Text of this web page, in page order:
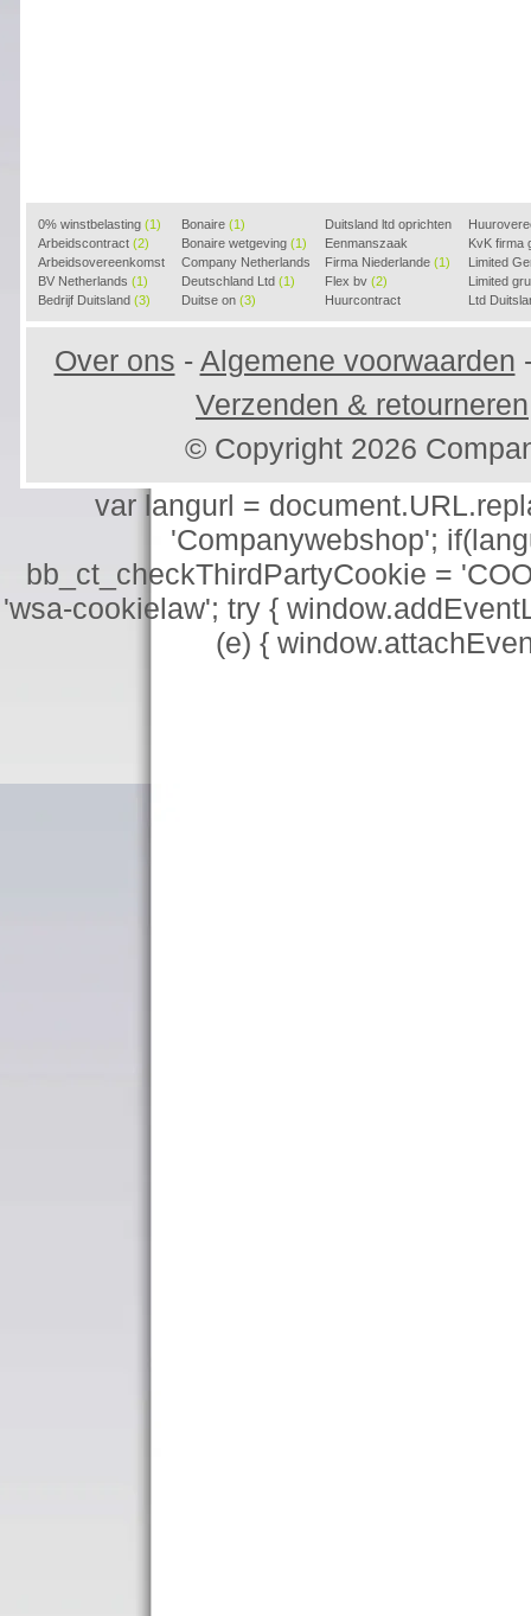
0% winstbelasting (1)
Arbeidscontract (2)
Arbeidsovereenkomst
(2)
BV Netherlands (1)
Bedrijf Duitsland (3)
Bonaire (1)
Bonaire wetgeving (1)
Company Netherlands
(1)
Deutschland Ltd (1)
Duitse on (3)
Duitsland ltd oprichten
(2)
Eenmanszaak
beginnen(1)
Firma Niederlande (1)
Flex bv (2)
Huurcontract
voorbeeld(3)
KvK firma
Limited
Limited
Ltd
Over ons - Algemene voorwaarden
Verzenden & retourneren
© Copyright 2026
var langurl =
'Companywebshop';
bb_ct_checkThirdPartyCookie =
'wsa-cookielaw'; try {
(e) {